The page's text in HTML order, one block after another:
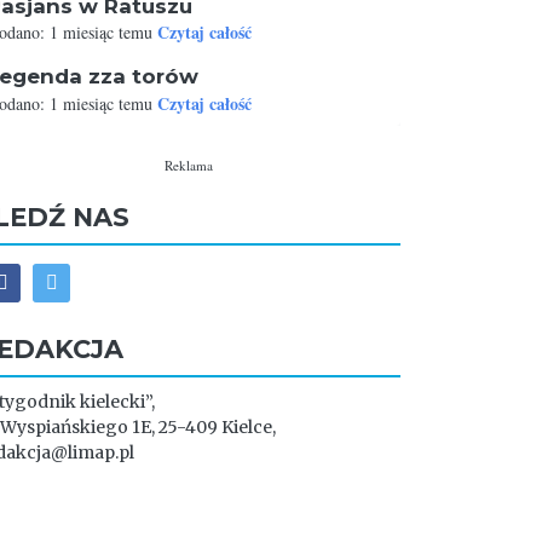
w Ratuszu
1 miesiąc temu Czytaj całość
zza torów
1 miesiąc temu Czytaj całość
Reklama
NAS
tygodnik kielecki”,
1E, 25-409 Kielce,